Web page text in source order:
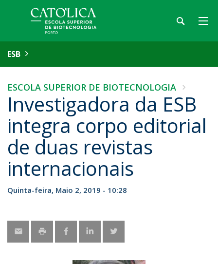
ESB
ESCOLA SUPERIOR DE BIOTECNOLOGIA
Investigadora da ESB
integra corpo editorial
de duas revistas
internacionais
Quinta-feira, Maio 2, 2019 - 10:28